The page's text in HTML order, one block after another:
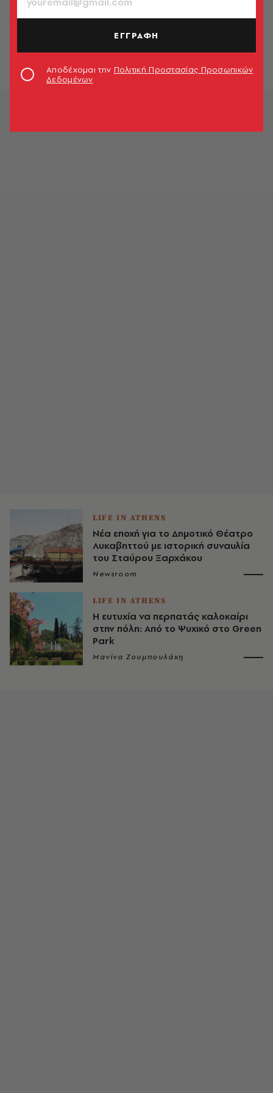
Θέατρο Λυκαβηττού: Ανοίγει ξανά
σιωπής
LIFE IN ATHENS
Νέα εποχή για το Δημοτικό Θέατρο
Λυκαβηττού με ιστορική συναυλία
του Σταύρου Ξαρχάκου
Newsroom
LIFE IN ATHENS
Η ευτυχία να περπατάς καλοκαίρι
στην πόλη: Από το Ψυχικό στο Green
Park
Μανίνα Ζουμπουλάκη
ΕΓΓΡΑΦΗ
Αποδέχομαι την Πολιτική Προστασίας Προσωπικών
Δεδομένων